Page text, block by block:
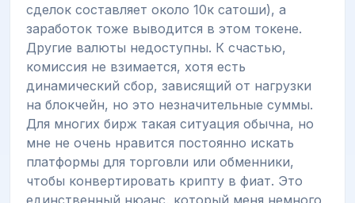
сделок составляет около 10к сатоши), а
заработок тоже выводится в этом токене.
Другие валюты недоступны. К счастью,
комиссия не взимается, хотя есть
динамический сбор, зависящий от нагрузки
на блокчейн, но это незначительные суммы.
Для многих бирж такая ситуация обычна, но
мне не очень нравится постоянно искать
платформы для торговли или обменники,
чтобы конвертировать крипту в фиат. Это
единственный нюанс, который меня немного